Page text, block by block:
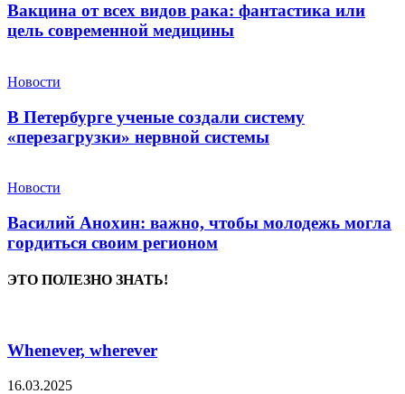
Вакцина от всех видов рака: фантастика или
цель современной медицины
Новости
В Петербурге ученые создали систему
«перезагрузки» нервной системы
Новости
Василий Анохин: важно, чтобы молодежь могла
гордиться своим регионом
ЭТО ПОЛЕЗНО ЗНАТЬ!
Whenever, wherever
16.03.2025